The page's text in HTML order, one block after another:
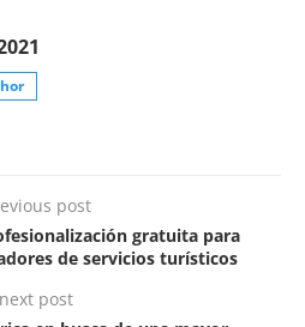
post
gratuita para
de servicios turísticos
next post